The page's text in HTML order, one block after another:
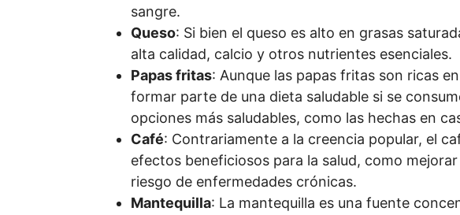
sangre.
Queso: Si bien el queso es alto en grasas
alta calidad, calcio y otros nutrientes esenciales.
Papas fritas: Aunque las papas fritas son ricas
formar parte de una dieta saludable si se
opciones más saludables, como las hechas en
Café: Contrariamente a la creencia popular, el
efectos beneficiosos para la salud, como
riesgo de enfermedades crónicas.
Mantequilla: La mantequilla es una fuente